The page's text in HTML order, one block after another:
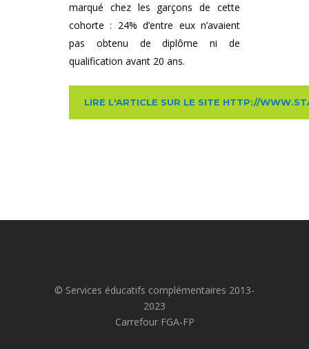
marqué chez les garçons de cette
cohorte : 24% d’entre eux n’avaient
pas obtenu de diplôme ni de
qualification avant 20 ans.
LIRE L'ARTICLE SUR LE SITE HTTP://
© Services éducatifs complémentaires 2013-
2023
Carrefour FGA-FP